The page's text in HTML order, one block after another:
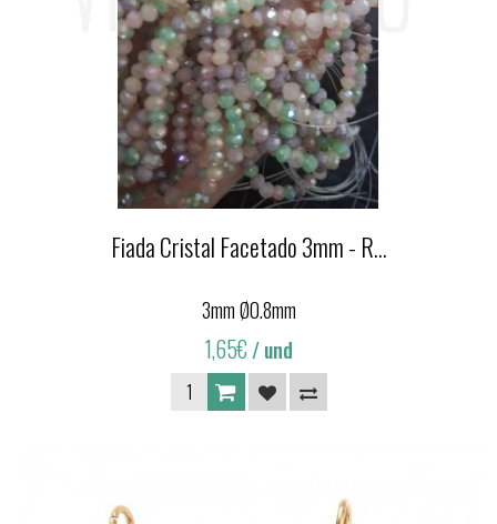
Fiada Cristal Facetado 3mm - R...
3mm Ø0.8mm
1,65€/ und